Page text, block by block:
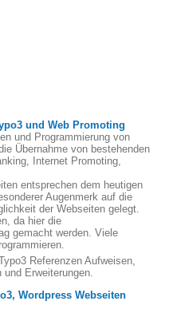
und Web Promoting
und Programmierung von
Übernahme von bestehenden
Internet Promoting,
entsprechen dem heutigen
Augenmerk auf die
der Webseiten gelegt.
da hier die
gemacht werden. Viele
Referenzen Aufweisen,
Erweiterungen.
Wordpress Webseiten